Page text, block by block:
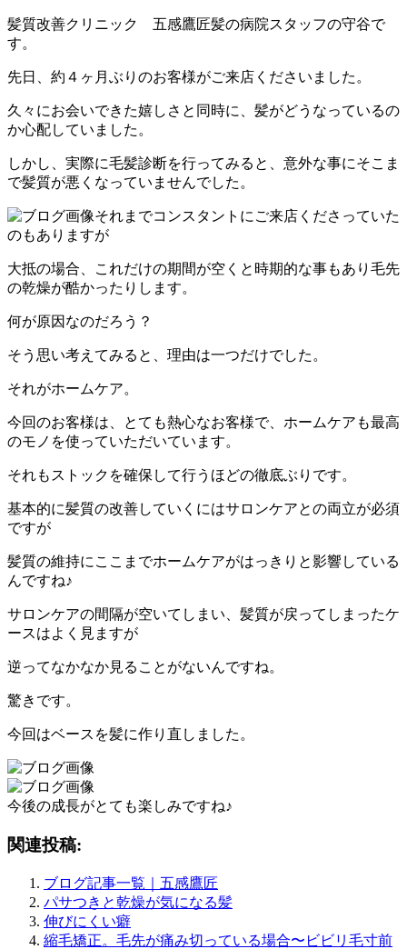
髪質改善クリニック 五感鷹匠髪の病院スタッフの守谷で
す。
先日、約４ヶ月ぶりのお客様がご来店くださいました。
久々にお会いできた嬉しさと同時に、髪がどうなっているの
か心配していました。
しかし、実際に毛髪診断を行ってみると、意外な事にそこま
で髪質が悪くなっていませんでした。
それまでコンスタントにご来店くださっていた
のもありますが
大抵の場合、これだけの期間が空くと時期的な事もあり毛先
の乾燥が酷かったりします。
何が原因なのだろう？
そう思い考えてみると、理由は一つだけでした。
それがホームケア。
今回のお客様は、とても熱心なお客様で、ホームケアも最高
のモノを使っていただいています。
それもストックを確保して行うほどの徹底ぶりです。
基本的に髪質の改善していくにはサロンケアとの両立が必須
ですが
髪質の維持にここまでホームケアがはっきりと影響している
んですね♪
サロンケアの間隔が空いてしまい、髪質が戻ってしまったケ
ースはよく見ますが
逆ってなかなか見ることがないんですね。
驚きです。
今回はベースを髪に作り直しました。
今後の成長がとても楽しみですね♪
関連投稿:
ブログ記事一覧｜五感鷹匠
パサつきと乾燥が気になる髪
伸びにくい癖
縮毛矯正。毛先が痛み切っている場合〜ビビリ毛寸前